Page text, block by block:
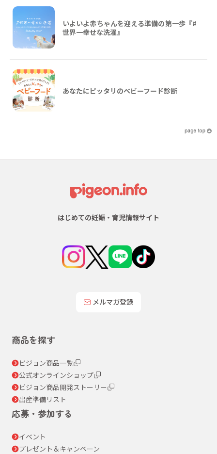
いよいよ赤ちゃんを迎える準備の第一歩『#
世界一幸せな洗濯』
あなたにピッタリのベビーフード診断
はじめての妊娠・育児情報サイト
メルマガ登録
商品を探す
ピジョン商品一覧
公式オンラインショップ
ピジョン商品開発ストーリー
出産準備リスト
応募・参加する
イベント
プレゼント＆キャンペーン